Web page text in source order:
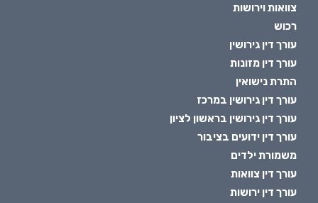
צוואות וירושות
רכוש
עורך דין גירושין
עורך דין מזונות
התרת נישואין
עורך דין גירושין במרכז
עורך דין גירושין בראשון לציון
עורך דין ידועים בציבור
משמורת ילדים
עורך דין צוואות
עורך דין ירושות